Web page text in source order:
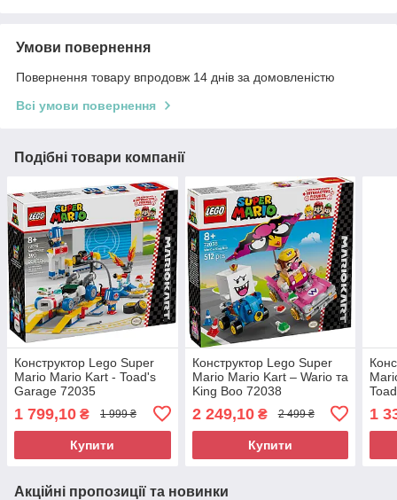
Умови повернення
Повернення товару впродовж 14 днів за домовленістю
Всі умови повернення
Подібні товари компанії
Конструктор Lego Super
Mario Mario Kart - Toad's
Garage 72035
1 799,10 ₴ 1 999 ₴
Купити
Конструктор Lego Super
Mario Mario Kart – Wario та
King Boo 72038
2 249,10₴ 2 499 ₴
Купити
1
Акційні пропозиції та новинки